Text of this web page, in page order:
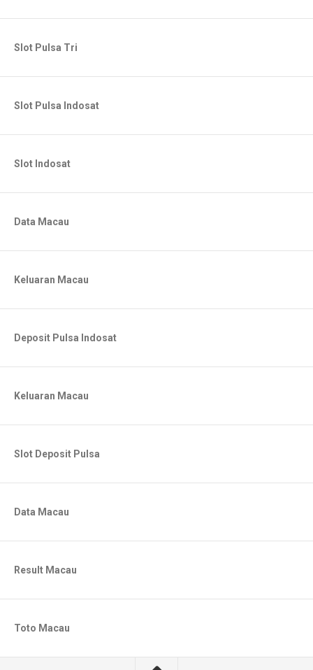
Slot Pulsa Tri
Slot Pulsa Indosat
Slot Indosat
Data Macau
Keluaran Macau
Deposit Pulsa Indosat
Keluaran Macau
Slot Deposit Pulsa
Data Macau
Result Macau
Toto Macau